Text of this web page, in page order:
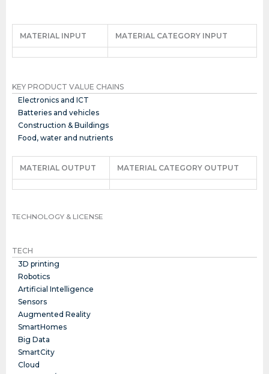
MATERIAL INPUT MATERIAL CATEGORY INPUT
KEY PRODUCT VALUE CHAINS
Electronics and ICT
Batteries and vehicles
Construction & Buildings
Food, water and nutrients
MATERIAL OUTPUT MATERIAL CATEGORY OUTPUT
TECHNOLOGY & LICENSE
TECH
3D printing
Robotics
Artificial Intelligence
Sensors
Augmented Reality
SmartHomes
Big Data
SmartCity
Cloud